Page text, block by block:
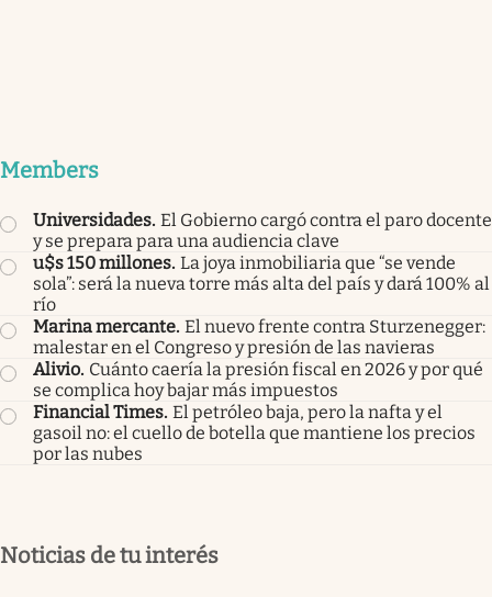
Members
Universidades. El Gobierno cargó contra el paro docente
y se prepara para una audiencia clave
u$s 150 millones. La joya inmobiliaria que “se vende
sola”: será la nueva torre más alta del país y dará 100% al
río
Marina mercante. El nuevo frente contra Sturzenegger:
malestar en el Congreso y presión de las navieras
Alivio. Cuánto caería la presión fiscal en 2026 y por qué
se complica hoy bajar más impuestos
Financial Times. El petróleo baja, pero la nafta y el
gasoil no: el cuello de botella que mantiene los precios
por las nubes
Noticias de tu interés